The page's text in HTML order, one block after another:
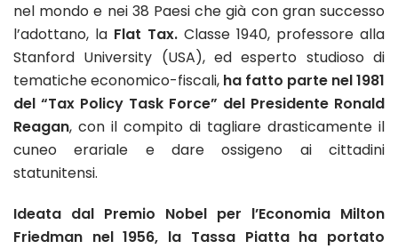
nel mondo e nei 38 Paesi che già con gran successo
l’adottano, la Flat Tax. Classe 1940, professore alla
Stanford University (USA), ed esperto studioso di
tematiche economico-fiscali, ha fatto parte nel 1981
del “Tax Policy Task Force” del Presidente Ronald
Reagan, con il compito di tagliare drasticamente il
cuneo erariale e dare ossigeno ai cittadini
statunitensi.
Ideata dal Premio Nobel per l’Economia Milton
Friedman nel 1956, la Tassa Piatta ha portato